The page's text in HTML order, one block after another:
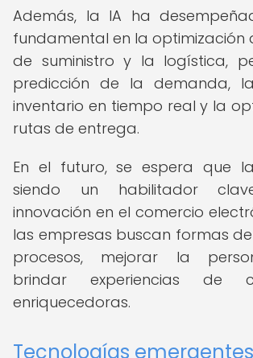
Además, la IA ha
fundamental en la optimización
de suministro y la logística,
predicción de la demanda,
inventario en tiempo real y la
rutas de entrega.
En el futuro, se espera que
siendo un habilitador
innovación en el comercio
las empresas buscan formas
procesos, mejorar la
brindar experiencias de
enriquecedoras.
Tecnologías